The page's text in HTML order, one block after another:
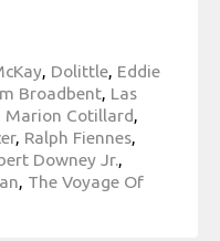
, Dolittle, Eddie
Broadbent, Las
Marion Cotillard,
, Ralph Fiennes,
Downey Jr.,
, The Voyage Of